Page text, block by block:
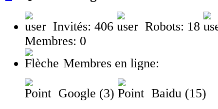
Invités: 406
Robots: 18
Membres: 0
Membres en ligne:
Google (3) Baidu (15)